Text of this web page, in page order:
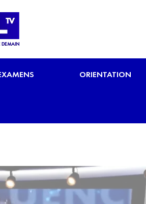
ORIENTATION